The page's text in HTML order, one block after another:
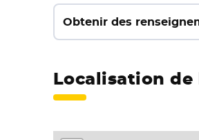
Obtenir des
Localisation de